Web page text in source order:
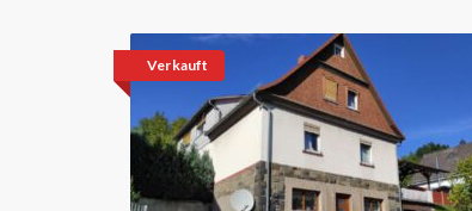
Verkauft